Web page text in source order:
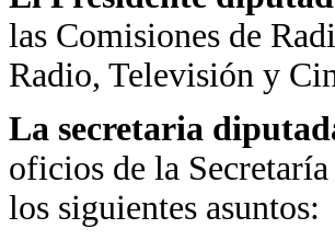
las Comisiones de
Radio, Televisión y
La secretaria
oficios de la
los siguientes asuntos: